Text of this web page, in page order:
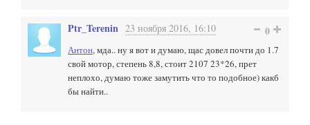
Ptr_Terenin 23 ноября 2016, 16:10 0
Антон, мда.. ну я вот и думаю, щас довел почти до 1.7
свой мотор, степень 8,8, стоит 2107 23*26, прет
неплохо, думаю тоже замутить что то подобное) какб
бы найти..